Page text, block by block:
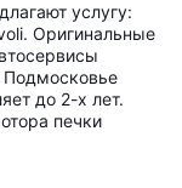
услугу:
Оригинальные
до 2-х лет.
печки